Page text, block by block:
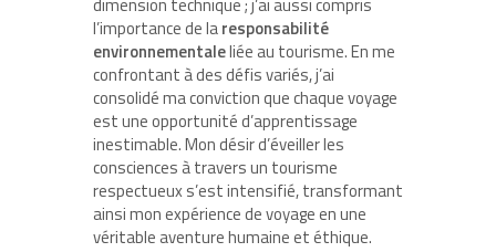
dimension technique ; j’ai aussi compris
l’importance de laresponsabilité
environnementaleliée au tourisme. En me
confrontant à des défis variés, j’ai
consolidé ma conviction que chaque voyage
est une opportunité d’apprentissage
inestimable. Mon désir d’éveiller les
consciences à travers un tourisme
respectueux s’est intensifié, transformant
ainsi mon expérience de voyage en une
véritable aventure humaine et éthique.